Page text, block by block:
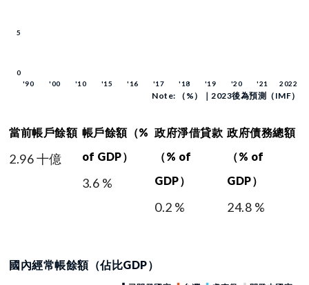
Note: （%）｜2023後為預測（IMF）
當前帳戶餘額
2.96 十億
帳戶餘額（%
of GDP）
3.6 %
政府淨借貸款
（% of
GDP）
0.2 %
政府債務總額
（% of
GDP）
24.8 %
國內經常帳餘額（佔比GDP）